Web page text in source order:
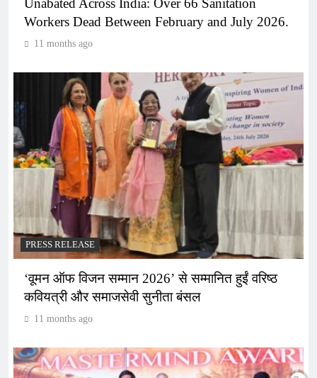
Workers Dead Between February and July 2026.
11 months ago
PRESS RELEASE
‘वूमन ऑफ विजन सम्मान 2026’ से सम्मानित हुईं वरिष्ठ
कवियत्री और समाजसेवी सुनीता बंसल
11 months ago